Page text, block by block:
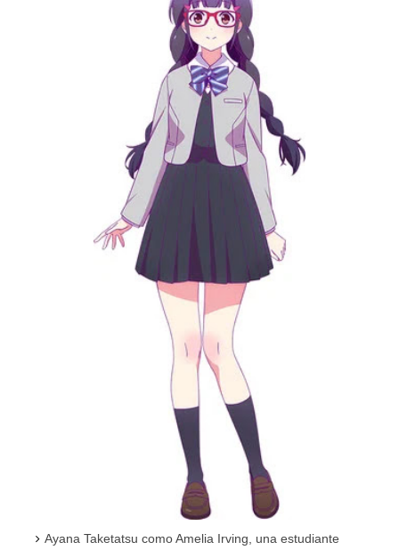
Ayana Taketatsu como Amelia Irving, una estudiante